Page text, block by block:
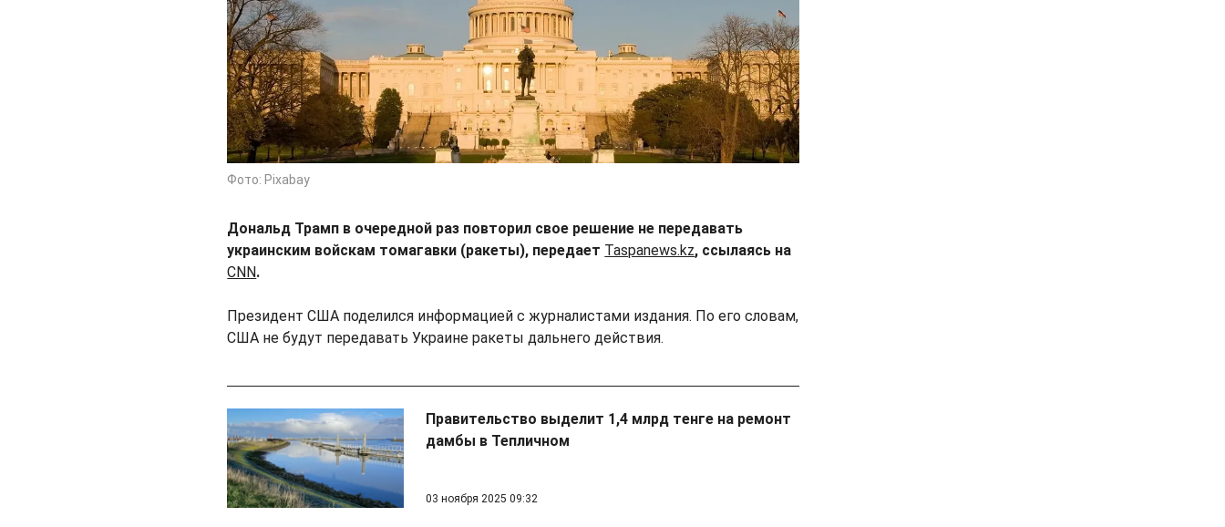
Фото: Pixabay
Дональд Трамп в очередной раз повторил свое решение не передавать
украинским войскам томагавки (ракеты), передает Taspanews.kz, ссылаясь на
CNN.
Президент США поделился информацией с журналистами издания. По его словам,
США не будут передавать Украине ракеты дальнего действия.
Правительство выделит 1,4 млрд тенге на ремонт
дамбы в Тепличном
03 ноября 2025 09:32